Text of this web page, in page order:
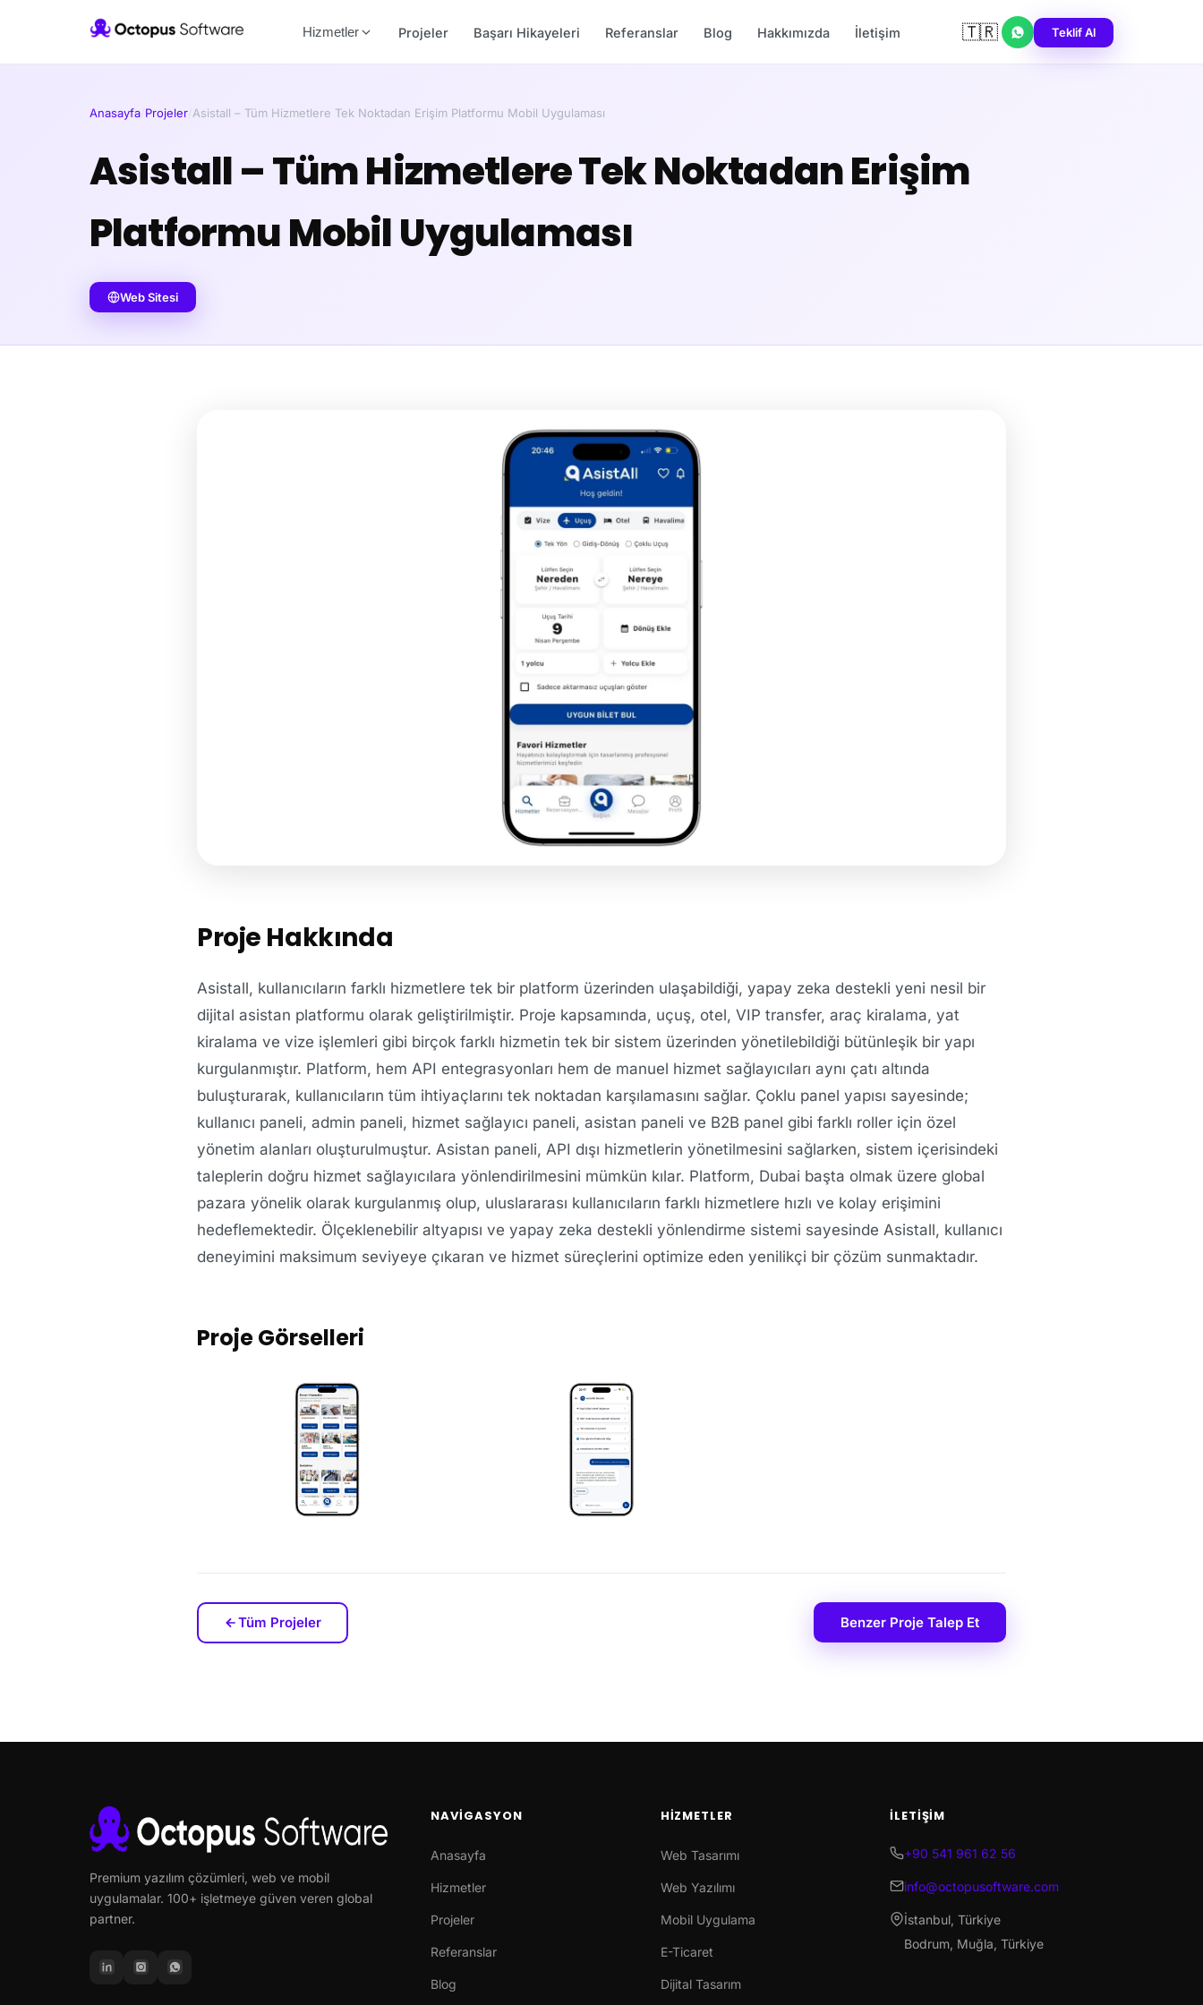
Hizmetler Projeler Başarı Hikayeleri Referanslar Blog Hakkımızda İletişim 🇹🇷 Teklif Al
Anasayfa/Projeler/Asistall – Tüm Hizmetlere Tek Noktadan Erişim Platformu Mobil Uygulaması
Asistall – Tüm Hizmetlere Tek Noktadan Erişim
Platformu Mobil Uygulaması
Web Sitesi
Proje Hakkında
Asistall, kullanıcıların farklı hizmetlere tek bir platform üzerinden ulaşabildiği, yapay zeka destekli yeni nesil bir
dijital asistan platformu olarak geliştirilmiştir. Proje kapsamında, uçuş, otel, VIP transfer, araç kiralama, yat
kiralama ve vize işlemleri gibi birçok farklı hizmetin tek bir sistem üzerinden yönetilebildiği bütünleşik bir yapı
kurgulanmıştır. Platform, hem API entegrasyonları hem de manuel hizmet sağlayıcıları aynı çatı altında
buluşturarak, kullanıcıların tüm ihtiyaçlarını tek noktadan karşılamasını sağlar. Çoklu panel yapısı sayesinde;
kullanıcı paneli, admin paneli, hizmet sağlayıcı paneli, asistan paneli ve B2B panel gibi farklı roller için özel
yönetim alanları oluşturulmuştur. Asistan paneli, API dışı hizmetlerin yönetilmesini sağlarken, sistem içerisindeki
taleplerin doğru hizmet sağlayıcılara yönlendirilmesini mümkün kılar. Platform, Dubai başta olmak üzere global
pazara yönelik olarak kurgulanmış olup, uluslararası kullanıcıların farklı hizmetlere hızlı ve kolay erişimini
hedeflemektedir. Ölçeklenebilir altyapısı ve yapay zeka destekli yönlendirme sistemi sayesinde Asistall, kullanıcı
deneyimini maksimum seviyeye çıkaran ve hizmet süreçlerini optimize eden yenilikçi bir çözüm sunmaktadır.
Proje Görselleri
Tüm Projeler Benzer Proje Talep Et
Premium yazılım çözümleri, web ve mobil
uygulamalar. 100+ işletmeye güven veren global
partner.
NAVIGASYON
Anasayfa
Hizmetler
Projeler
Referanslar
Blog
HIZMETLER
Web Tasarımı
Web Yazılımı
Mobil Uygulama
E-Ticaret
Dijital Tasarım
İLETIŞIM
+90 541 961 62 56
info@octopusoftware.com
İstanbul, Türkiye
Bodrum, Muğla, Türkiye